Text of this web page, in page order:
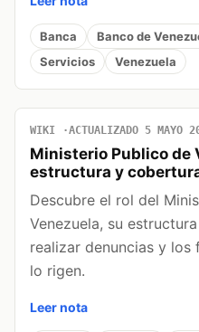
Banca Banco de
Servicios
Venezuela
WIKI ACTUALIZADO 5 MAYO
Ministerio Publico de
estructura y
Descubre el rol del
Venezuela, su
realizar denuncias y los
lo rigen.
Leer nota